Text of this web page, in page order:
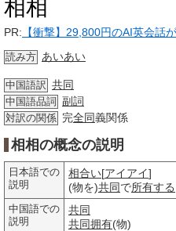
相相
PR: 【衝撃】29,800円のAI英会話
読み方 あいあい
中国語訳 共同
中国語品詞 副詞
対訳の関係 完全同義関係
相相の概念の説明
日本語での
説明
相合い[アイアイ]
(物を)共同で所有する
中国語での
説明
共同
共同拥有(物)